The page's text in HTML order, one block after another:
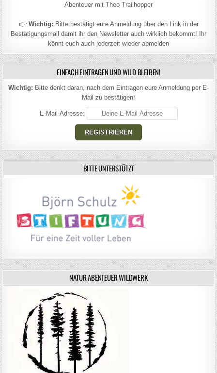
Abenteuer mit Theo Trailhopper
👉 Wichtig: Bitte bestätigt eure Anmeldung über den Link in der
Bestätigungsmail damit ihr den Newsletter auch wirklich bekommt! Ihr
könnt euch auch jederzeit wieder abmelden
EINFACH EINTRAGEN UND WILD BLEIBEN!
Wichtig: Bitte denkt daran, nach dem Eintragen eure Anmeldung per E-
Mail zu bestätigen!
E-Mail-Adresse:
BITTE UNTERSTÜTZT
NATUR ABENTEUER WILDWERK